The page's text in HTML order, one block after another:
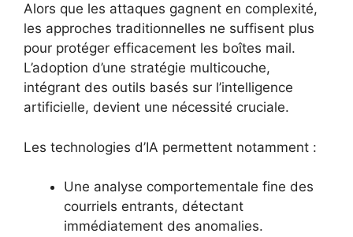
Alors que les attaques gagnent en complexité,
les approches traditionnelles ne suffisent plus
pour protéger efficacement les boîtes mail.
L’adoption d’une stratégie multicouche,
intégrant des outils basés sur l’intelligence
artificielle, devient une nécessité cruciale.
Les technologies d’IA permettent notamment :
Une analyse comportementale fine des
courriels entrants, détectant
immédiatement des anomalies.